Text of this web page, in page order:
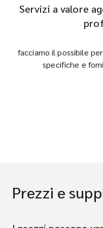
Servizi a valore
facciamo il possibile
specifiche e
Prezzi e